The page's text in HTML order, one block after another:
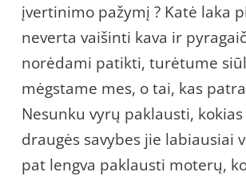
įvertinimo pažymį ? Katė laka
neverta vaišinti kava ir
norėdami patikti, turėtume
mėgstame mes, o tai, kas
Nesunku vyrų paklausti, kokias
draugės savybes jie labiausiai
pat lengva paklausti moterų,